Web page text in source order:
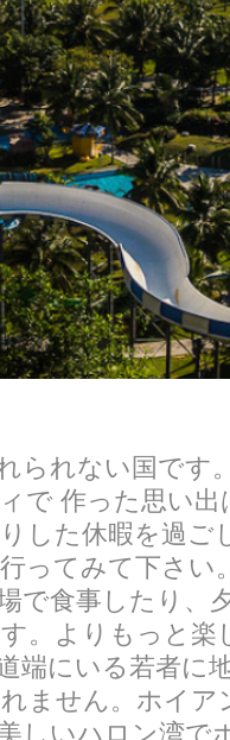
られない国です
で 作った思い出
した休暇を過ご
ってみて下さい
で食事したり、
。よりもっと楽
端にいる若者に
ません。ホイア
しいハロン湾で